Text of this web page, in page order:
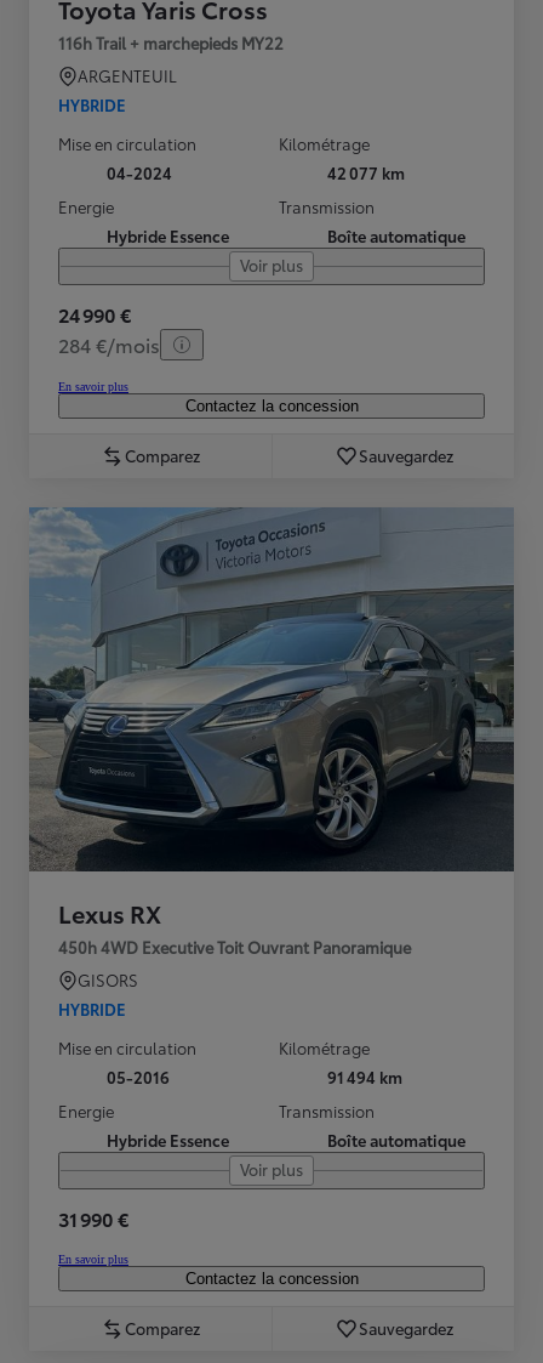
Toyota Yaris Cross
116h Trail + marchepieds MY22
ARGENTEUIL
HYBRIDE
Mise en circulation
04-2024
Kilométrage
42 077 km
Energie
Hybride Essence
Transmission
Boîte automatique
Voir plus
24 990 €
284 €/mois
En savoir plus
Contactez la concession
Comparez Sauvegardez
Lexus RX
450h 4WD Executive Toit Ouvrant Panoramique
GISORS
HYBRIDE
Mise en circulation
05-2016
Kilométrage
91 494 km
Energie
Hybride Essence
Transmission
Boîte automatique
Voir plus
31 990 €
En savoir plus
Contactez la concession
Comparez Sauvegardez